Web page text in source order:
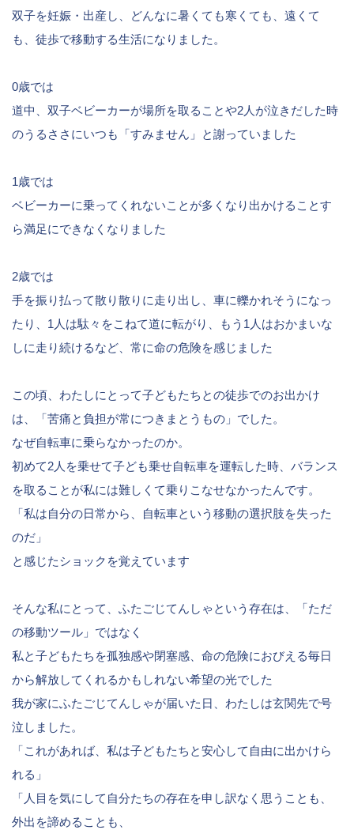
双子を妊娠・出産し、どんなに暑くても寒くても、遠くて
も、徒歩で移動する生活になりました。
0歳では
道中、双子ベビーカーが場所を取ることや2人が泣きだした時
のうるささにいつも「すみません」と謝っていました
1歳では
ベビーカーに乗ってくれないことが多くなり出かけることす
ら満足にできなくなりました
2歳では
手を振り払って散り散りに走り出し、車に轢かれそうになっ
たり、1人は駄々をこねて道に転がり、もう1人はおかまいな
しに走り続けるなど、常に命の危険を感じました
この頃、わたしにとって子どもたちとの徒歩でのお出かけ
は、「苦痛と負担が常につきまとうもの」でした。
なぜ自転車に乗らなかったのか。
初めて2人を乗せて子ども乗せ自転車を運転した時、バランス
を取ることが私には難しくて乗りこなせなかったんです。
「私は自分の日常から、自転車という移動の選択肢を失った
のだ」
と感じたショックを覚えています
そんな私にとって、ふたごじてんしゃという存在は、「ただ
の移動ツール」ではなく
私と子どもたちを孤独感や閉塞感、命の危険におびえる毎日
から解放してくれるかもしれない希望の光でした
我が家にふたごじてんしゃが届いた日、わたしは玄関先で号
泣しました。
「これがあれば、私は子どもたちと安心して自由に出かけら
れる」
「人目を気にして自分たちの存在を申し訳なく思うことも、
外出を諦めることも、